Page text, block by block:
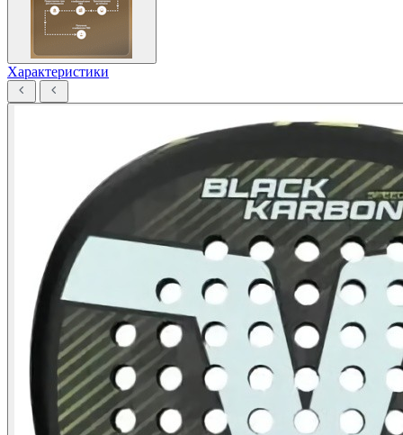
Характеристики